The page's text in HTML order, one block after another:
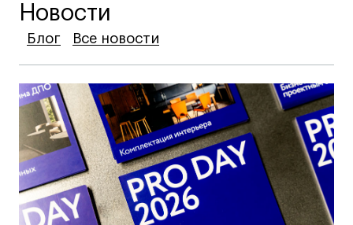
Политика конфиденциальности
Публичная оферта
Условия возврата
Кредит на образование с господдержкой
Лицензия на осуществление образовательной
деятельности АНО ВО «Универсальный
Университет»
Новости
Блог
Блог
Блог Все новости
Все новости
Все новости